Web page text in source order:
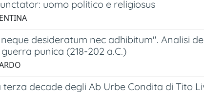
uomo politico e religiosus
desideratum nec adhibitum". Analisi
punica (218-202 a.C.)
decade degli Ab Urbe Condita di Tito